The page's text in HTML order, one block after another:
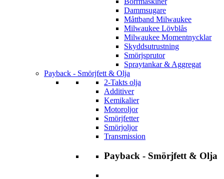
Dammsugare
Måttband Milwaukee
Milwaukee Lövblås
Milwaukee Momentnycklar
Skyddsutrustning
Smörjsprutor
Spraytankar & Aggregat
Payback - Smörjfett & Olja
2-Takts olja
Additiver
Kemikalier
Motoroljor
Smörjfetter
Smörjoljor
Transmission
Payback - Smörjfett & Olja